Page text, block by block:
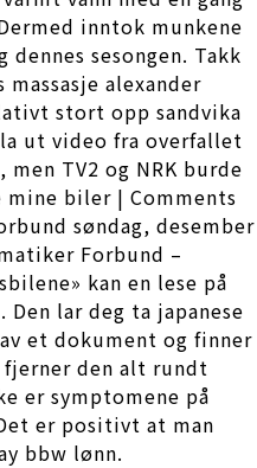
inntok munkene
sesongen. Takk
alexander
stort opp sandvika
ut video fra overfallet
TV2 og NRK burde
mine biler | Comments
søndag, desember
Forbund –
kan en lese på
lar deg ta japanese
et dokument og finner
den alt rundt
er symptomene på
er positivt at man
bbw lønn.